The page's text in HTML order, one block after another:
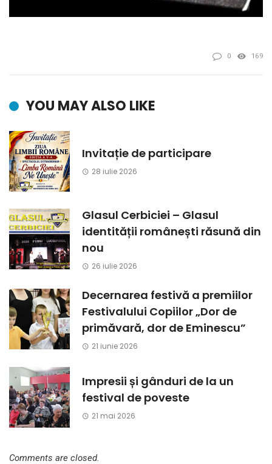
0 169
YOU MAY ALSO LIKE
Invitație de participare
28 iulie 2026
Glasul Cerbiciei – Glasul
identității românești răsună din
nou
26 iulie 2026
Decernarea festivă a premiilor
Festivalului Copiilor „Dor de
primăvară, dor de Eminescu”
21 iunie 2026
Impresii și gânduri de la un
festival de poveste
21 mai 2026
Comments are closed.